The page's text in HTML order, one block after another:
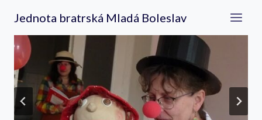
obsah
Jednota bratrská Mladá Boleslav